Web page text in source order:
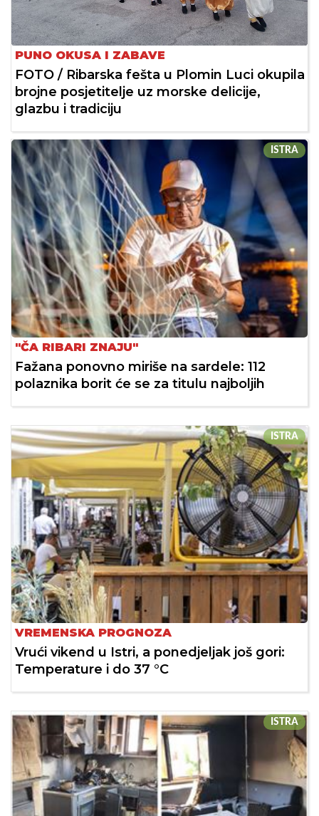
PUNO OKUSA I ZABAVE
FOTO / Ribarska fešta u Plomin Luci okupila
brojne posjetitelje uz morske delicije,
glazbu i tradiciju
ISTRA
"ČA RIBARI ZNAJU"
Fažana ponovno miriše na sardele: 112
polaznika borit će se za titulu najboljih
ISTRA
VREMENSKA PROGNOZA
Vrući vikend u Istri, a ponedjeljak još gori:
Temperature i do 37 °C
ISTRA